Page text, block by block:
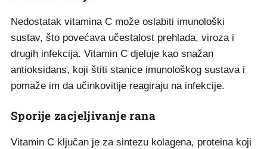
Nedostatak vitamina C može oslabiti imunološki
sustav, što povećava učestalost prehlada, viroza i
drugih infekcija. Vitamin C djeluje kao snažan
antioksidans, koji štiti stanice imunološkog sustava i
pomaže im da učinkovitije reagiraju na infekcije.
Sporije zacjeljivanje rana
Vitamin C ključan je za sintezu kolagena, proteina koji